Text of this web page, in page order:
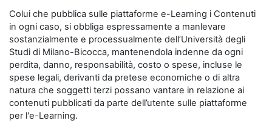
Colui che pubblica sulle piattaforme e-Learning i Contenuti
in ogni caso, si obbliga espressamente a manlevare
sostanzialmente e processualmente dell’Università degli
Studi di Milano-Bicocca, mantenendola indenne da ogni
perdita, danno, responsabilità, costo o spese, incluse le
spese legali, derivanti da pretese economiche o di altra
natura che soggetti terzi possano vantare in relazione ai
contenuti pubblicati da parte dell’utente sulle piattaforme
per l'e-Learning.